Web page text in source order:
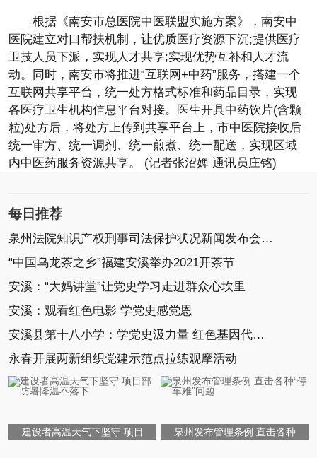
根据《南安市总医院中医联盟实施方案》，南安中
医院建立对口帮扶机制，让优质医疗资源下沉;提供医疗
卫技人员下派，实现人才共享;实现优势互补和人才流
动。同时，南安市将推进“互联网+中药”服务，搭建一个
互联网共享平台，统一处方格式标准和药品目录，实现
各医疗卫生机构信息平台对接。医生开具中药饮片(含颗
粒)处方后，将处方上传到共享平台上，市中医院接收后
统一审方、统一调剂、统一煎煮、统一配送，实现区域
内中医药服务资源共享。 (记者张沼婢 通讯员庄铭)
每日推荐
泉州法院知识产权刑事司法保护状况新闻发布会召开
“中国乌龙茶之乡”福建安溪举办2021开茶节
安溪：“大妈讲堂”让党史学习走进群众心坎里
安溪：观看红色电影 学党史感党恩
安溪县第十八小学：学党史汲力量 红色基因代代传
永春开展两新组织党建示范点拉练观摩活动
建设者高温天气下坚守 项目 泉州发布管理条例 直击各种